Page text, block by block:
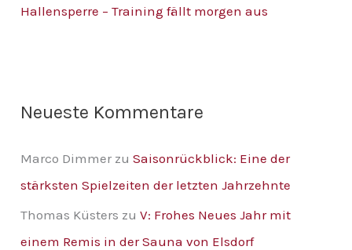
c
Hallensperre – Training fällt morgen aus
Neueste Kommentare
Marco Dimmer zuSaisonrückblick: Eine der
stärksten Spielzeiten der letzten Jahrzehnte
Thomas Küsters zuV: Frohes Neues Jahr mit
einem Remis in der Sauna von Elsdorf